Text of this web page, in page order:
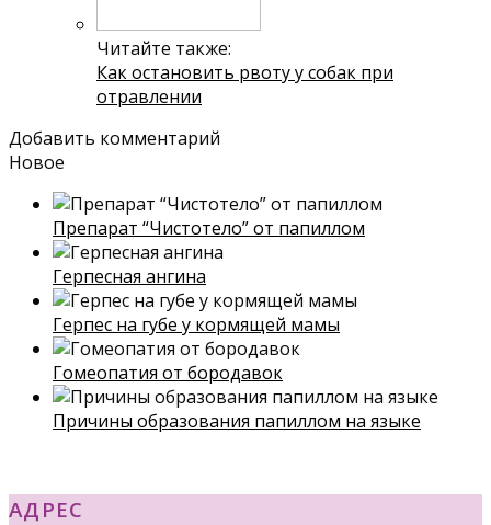
Читайте также:
Как остановить рвоту у собак при
отравлении
Добавить комментарий
Новое
Препарат “Чистотело” от папиллом
Герпесная ангина
Герпес на губе у кормящей мамы
Гомеопатия от бородавок
Причины образования папиллом на языке
АДРЕС